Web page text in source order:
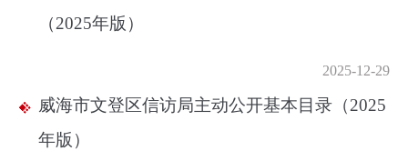
（2025年版）
2025-12-29
威海市文登区信访局主动公开基本目录（2025
年版）